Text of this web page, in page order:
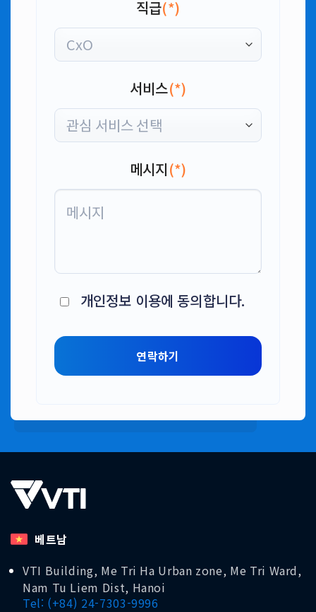
직급(*)
서비스(*)
메시지(*)
개인정보 이용에 동의합니다.
베트남
VTI Building, Me Tri Ha Urban zone, Me Tri Ward,
Nam Tu Liem Dist, Hanoi
Tel: (+84) 24-7303-9996